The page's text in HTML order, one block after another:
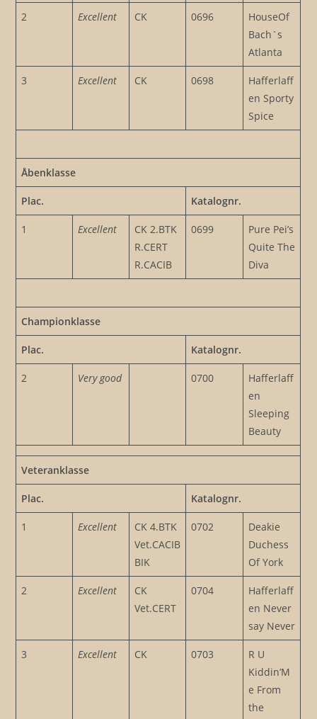
2 Excellent CK 0696
HouseOf
Bach`s
Atlanta
3 Excellent CK 0698
Hafferlaff
en Sporty
Spice
Åbenklasse
Plac. Katalognr.
1 Excellent
CK 2.BTK
R.CERT
R.CACIB
0699
Pure Pei’s
Quite The
Diva
Championklasse
Plac. Katalognr.
2 Very good 0700
Hafferlaff
en
Sleeping
Beauty
Veteranklasse
Plac. Katalognr.
1 Excellent
CK 4.BTK
Vet.CACIB
BIK
0702
Deakie
Duchess
Of York
2 Excellent
CK
Vet.CERT
0704
Hafferlaff
en Never
say Never
3 Excellent CK 0703
R U
Kiddin’M
e From
the